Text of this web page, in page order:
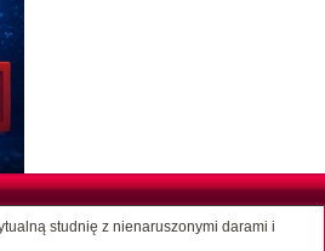
studnię z nienaruszonymi darami i